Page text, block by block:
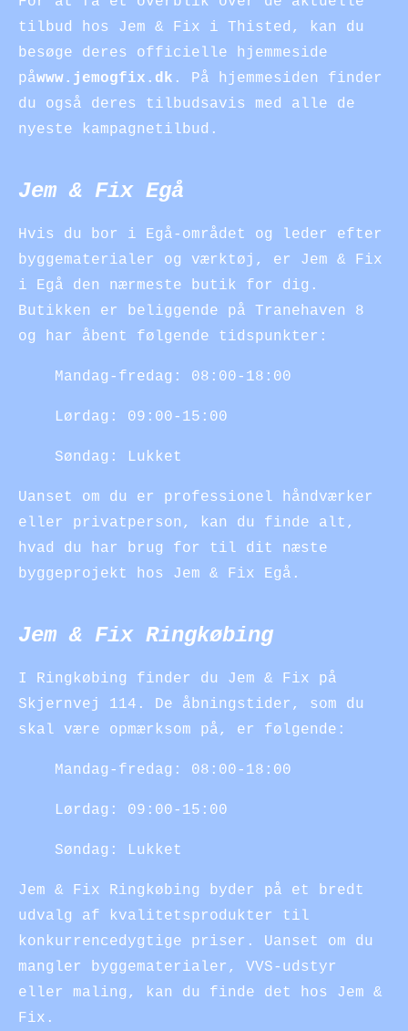
tilbud hos Jem & Fix i Thisted, kan du
besøge deres officielle hjemmeside
påwww.jemogfix.dk . På hjemmesiden finder
du også deres tilbudsavis med alle de
nyeste kampagnetilbud.
Jem & Fix Egå
Hvis du bor i Egå-området og leder efter
byggematerialer og værktøj, er Jem & Fix
i Egå den nærmeste butik for dig.
Butikken er beliggende på Tranehaven 8
og har åbent følgende tidspunkter:
Mandag-fredag: 08:00-18:00
Lørdag: 09:00-15:00
Søndag: Lukket
Uanset om du er professionel håndværker
eller privatperson, kan du finde alt,
hvad du har brug for til dit næste
byggeprojekt hos Jem & Fix Egå.
Jem & Fix Ringkøbing
I Ringkøbing finder du Jem & Fix på
Skjernvej 114. De åbningstider, som du
skal være opmærksom på, er følgende:
Mandag-fredag: 08:00-18:00
Lørdag: 09:00-15:00
Søndag: Lukket
Jem & Fix Ringkøbing byder på et bredt
udvalg af kvalitetsprodukter til
konkurrencedygtige priser. Uanset om du
mangler byggematerialer, VVS-udstyr
eller maling, kan du finde det hos Jem &
Fix.